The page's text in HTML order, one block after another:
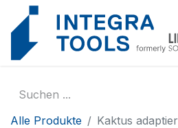
Alle Produkte Kaktus
Cookie-Einstellungen